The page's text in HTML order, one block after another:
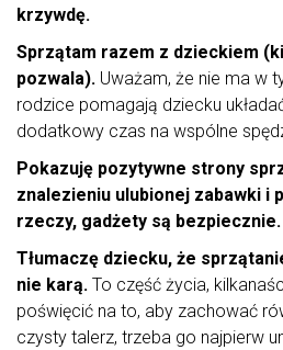
krzywdę.
Sprzątam razem z dzieckiem
pozwala). Uważam, że nie ma w
rodzice pomagają dziecku
dodatkowy czas na wspólne
Pokazuję pozytywne strony
znalezieniu ulubionej zabawki i
rzeczy, gadżety są bezpiecznie.
Tłumaczę dziecku, że
nie karą. To część życia,
poświęcić na to, aby zachować
czysty talerz, trzeba go najpierw